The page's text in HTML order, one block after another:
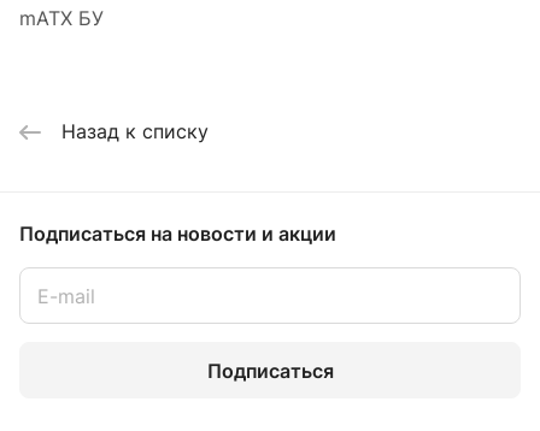
mATX БУ
Назад к списку
Подписаться на новости и акции
Подписаться